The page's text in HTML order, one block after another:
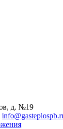
д. №19